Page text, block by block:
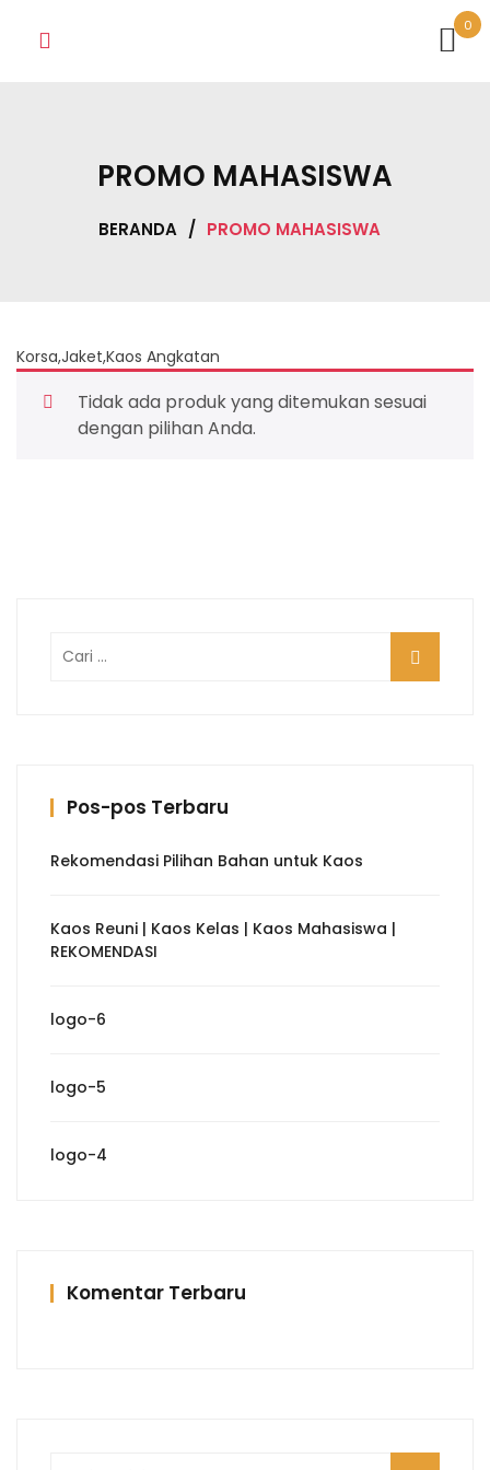
0
PROMO MAHASISWA
BERANDA / PROMO MAHASISWA
Korsa,Jaket,Kaos Angkatan
Tidak ada produk yang ditemukan sesuai
dengan pilihan Anda.
untuk:
Pos-pos Terbaru
Rekomendasi Pilihan Bahan untuk Kaos
Kaos Reuni | Kaos Kelas | Kaos Mahasiswa |
REKOMENDASI
logo-6
logo-5
logo-4
Komentar Terbaru
Pencarian